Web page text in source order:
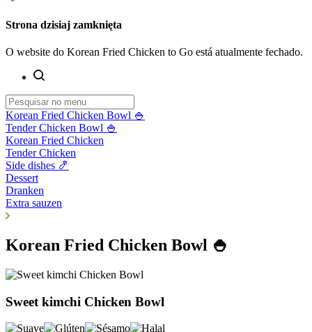
Strona dzisiaj zamknięta
O website do Korean Fried Chicken to Go está atualmente fechado.
Korean Fried Chicken Bowl 🍚
Tender Chicken Bowl 🍚
Korean Fried Chicken
Tender Chicken
Side dishes 🍤
Dessert
Dranken
Extra sauzen
Korean Fried Chicken Bowl 🍚
Sweet kimchi Chicken Bowl